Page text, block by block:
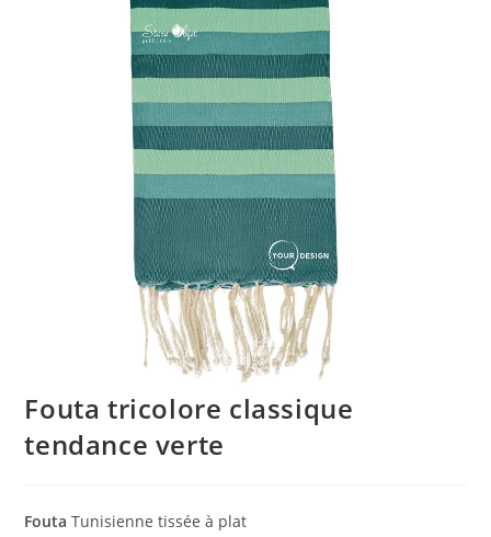
Fouta tricolore classique
tendance verte
Fouta Tunisienne tissée à plat